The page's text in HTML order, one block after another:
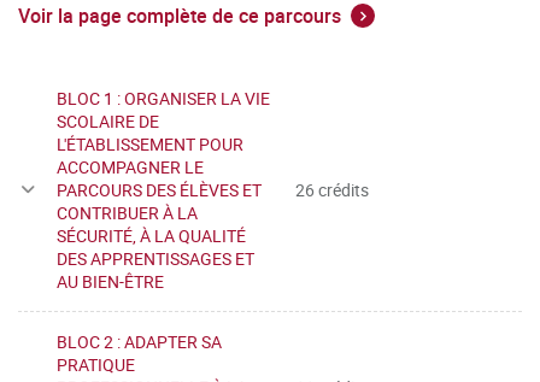
Voir la page complète de ce parcours
BLOC 1 : ORGANISER LA VIE
SCOLAIRE DE
L'ÉTABLISSEMENT POUR
ACCOMPAGNER LE
PARCOURS DES ÉLÈVES ET
CONTRIBUER À LA
SÉCURITÉ, À LA QUALITÉ
DES APPRENTISSAGES ET
AU BIEN-ÊTRE
26 crédits
BLOC 2 : ADAPTER SA
PRATIQUE